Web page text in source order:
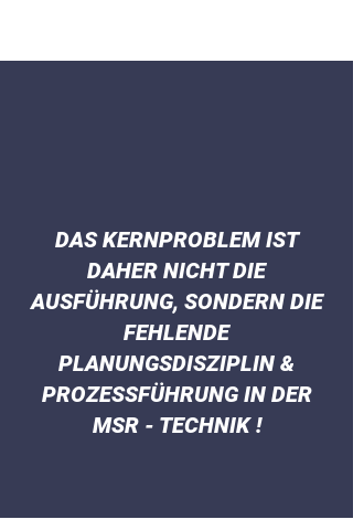
DAS KERNPROBLEM IST
DAHER NICHT DIE
AUSFÜHRUNG, SONDERN DIE
FEHLENDE
PLANUNGSDISZIPLIN &
PROZESSFÜHRUNG IN DER
MSR - TECHNIK !